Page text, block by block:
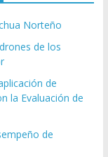
Norteño
de los
de
la Evaluación de
de